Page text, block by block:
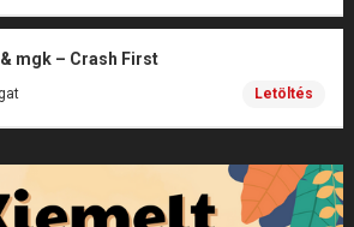
mgk – Crash First
Letöltés